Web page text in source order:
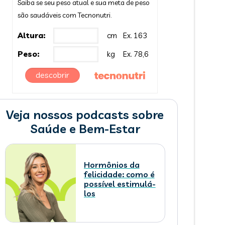
Saiba se seu peso atual e sua meta de peso
são saudáveis com Tecnonutri.
Altura: cm Ex. 163
Peso: kg Ex. 78,6
descobrir
Veja nossos podcasts sobre
Saúde e Bem-Estar
Hormônios da
felicidade: como é
possível estimulá-
los